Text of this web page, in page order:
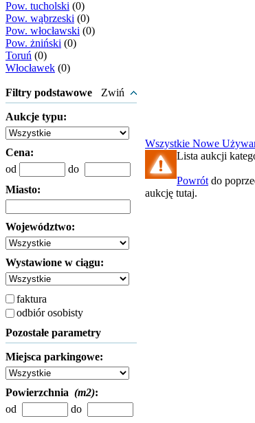
Pow. tucholski (0)
Pow. wąbrzeski (0)
Pow. włocławski (0)
Pow. żniński (0)
Toruń (0)
Włocławek (0)
Filtry podstawowe Zwiń
Aukcje typu:
Cena:
od
do
Miasto:
Województwo:
Wystawione w ciągu:
faktura
odbiór osobisty
Pozostałe parametry
Miejsca parkingowe:
Powierzchnia (m2):
od
do
Wszystkie Nowe
Lista aukcji
Powrót do
aukcję tutaj.